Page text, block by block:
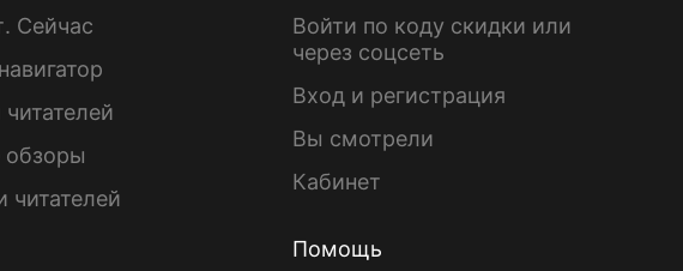
Сейчас
читателей
Войти по коду скидки или
через соцсеть
Вход и регистрация
Вы смотрели
Кабинет
Помощь